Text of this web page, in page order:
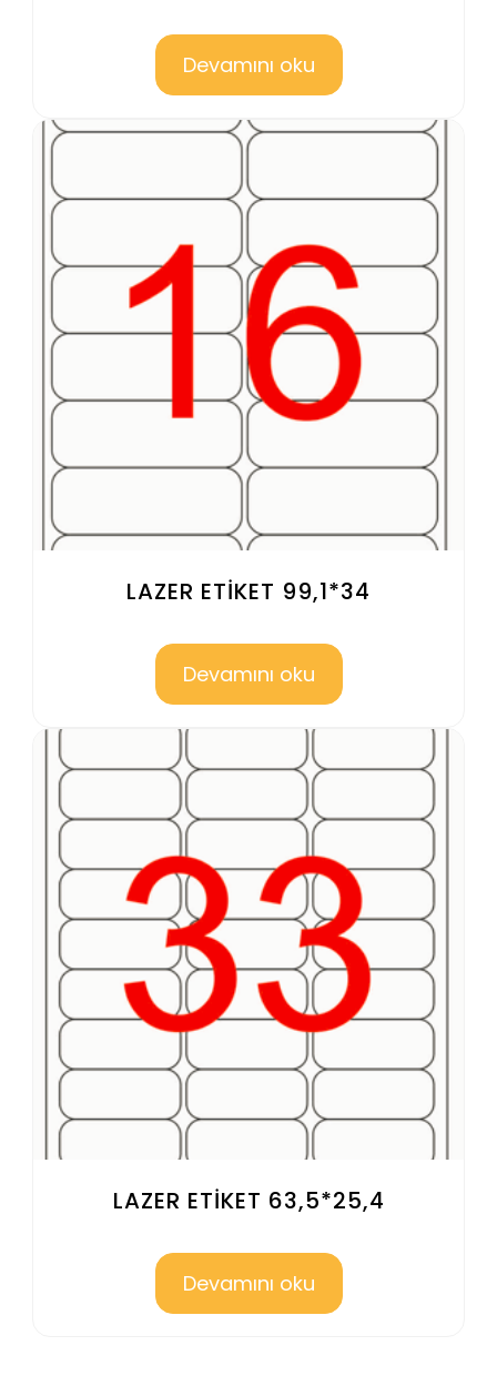
Devamını oku
LAZER ETİKET 99,1*34
Devamını oku
LAZER ETİKET 63,5*25,4
Devamını oku